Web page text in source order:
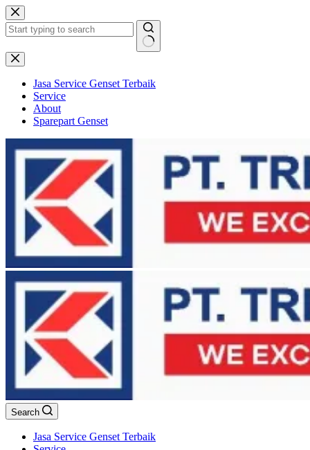
Skip
to
content
No
results
Jasa Service Genset Terbaik
Service
About
Sparepart Genset
Search
Jasa Service Genset Terbaik